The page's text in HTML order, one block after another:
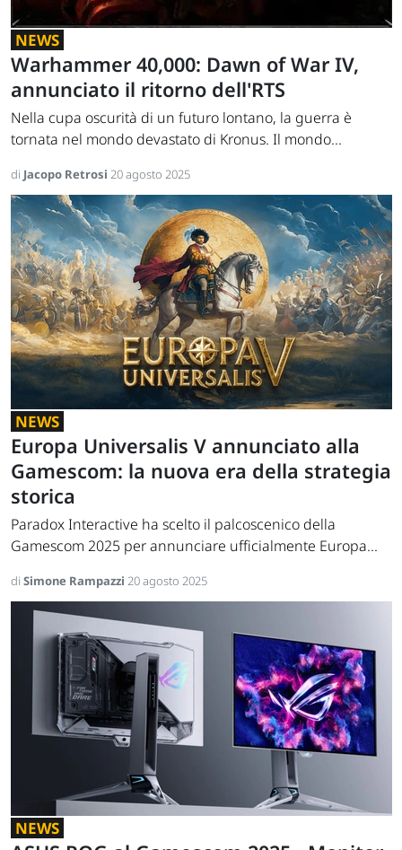
NEWS
Warhammer 40,000: Dawn of War IV,
annunciato il ritorno dell'RTS
Nella cupa oscurità di un futuro lontano, la guerra è
tornata nel mondo devastato di Kronus. Il mondo...
di Jacopo Retrosi 20 agosto 2025
NEWS
Europa Universalis V annunciato alla
Gamescom: la nuova era della strategia
storica
Paradox Interactive ha scelto il palcoscenico della
Gamescom 2025 per annunciare ufficialmente Europa...
di Simone Rampazzi 20 agosto 2025
NEWS